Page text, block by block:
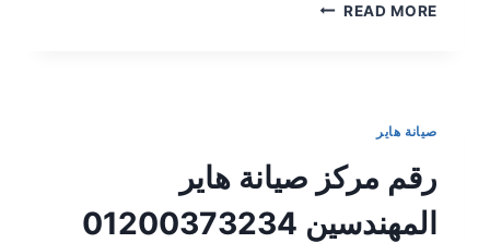
READ MORE
صيانة هاير
رقم مركز صيانة هاير
المهندسين 01200373234